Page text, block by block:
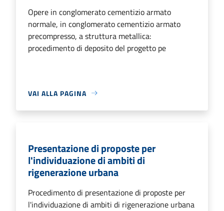
Opere in conglomerato cementizio armato
normale, in conglomerato cementizio armato
precompresso, a struttura metallica:
procedimento di deposito del progetto pe
VAI ALLA PAGINA
Presentazione di proposte per
l'individuazione di ambiti di
rigenerazione urbana
Procedimento di presentazione di proposte per
l'individuazione di ambiti di rigenerazione urbana